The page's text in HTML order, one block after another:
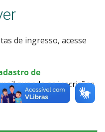
de ingresso, acesse
de
quando as inscrições